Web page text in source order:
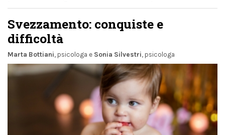
Svezzamento: conquiste e
difficoltà
Marta Bottiani , psicologa e Sonia Silvestri , psicologa